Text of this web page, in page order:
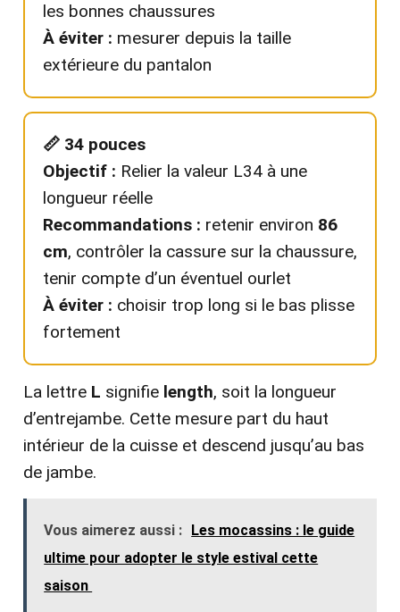
les bonnes chaussures
À éviter : mesurer depuis la taille
extérieure du pantalon
📏 34 pouces
Objectif : Relier la valeur L34 à une
longueur réelle
Recommandations : retenir environ 86
cm, contrôler la cassure sur la chaussure,
tenir compte d’un éventuel ourlet
À éviter : choisir trop long si le bas plisse
fortement
La lettre L signifie length, soit la longueur
d’entrejambe. Cette mesure part du haut
intérieur de la cuisse et descend jusqu’au bas
de jambe.
Vous aimerez aussi : Les mocassins : le guide
ultime pour adopter le style estival cette
saison